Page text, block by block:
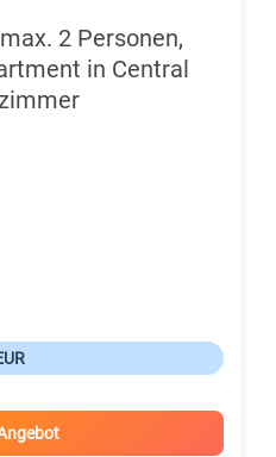
2 Personen,
in Central